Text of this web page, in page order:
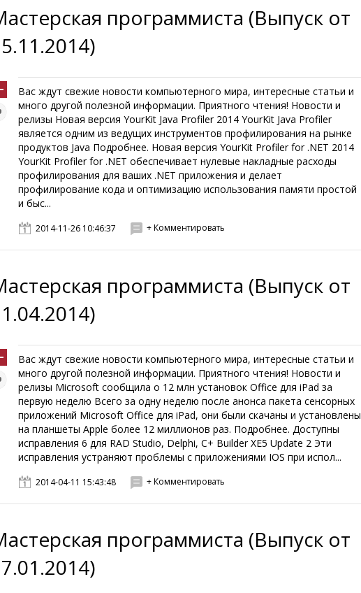
программиста (Выпуск от
Вас ждут свежие новости компьютерного мира, интересные статьи и
много другой полезной информации. Приятного чтения! Новости и
релизы Новая версия YourKit Java Profiler 2014 YourKit Java Profiler
является одним из ведущих инструментов профилирования на рынке
продуктов Java Подробнее. Новая версия YourKit Profiler for .NET 2014
YourKit Profiler for .NET обеспечивает нулевые накладные расходы
профилирования для ваших .NET приложения и делает
профилирование кода и оптимизацию использования памяти простой
и быс...
2014-11-26 10:46:37 + Комментировать
программиста (Выпуск от
Вас ждут свежие новости компьютерного мира, интересные статьи и
много другой полезной информации. Приятного чтения! Новости и
релизы Microsoft сообщила о 12 млн установок Office для iPad за
первую неделю Всего за одну неделю после анонса пакета сенсорных
приложений Microsoft Office для iPad, они были скачаны и установлены
на планшеты Apple более 12 миллионов раз. Подробнее. Доступны
исправления 6 для RAD Studio, Delphi, C+ Builder XE5 Update 2 Эти
исправления устраняют проблемы с приложениями IOS при испол...
2014-04-11 15:43:48 + Комментировать
программиста (Выпуск от